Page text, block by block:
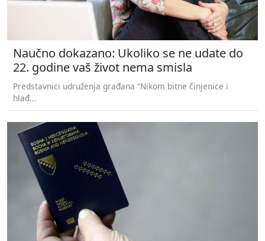
Naučno dokazano: Ukoliko se ne udate do
22. godine vaš život nema smisla
Predstavnici udruženja građana “Nikom bitne činjenice i
hlađ...